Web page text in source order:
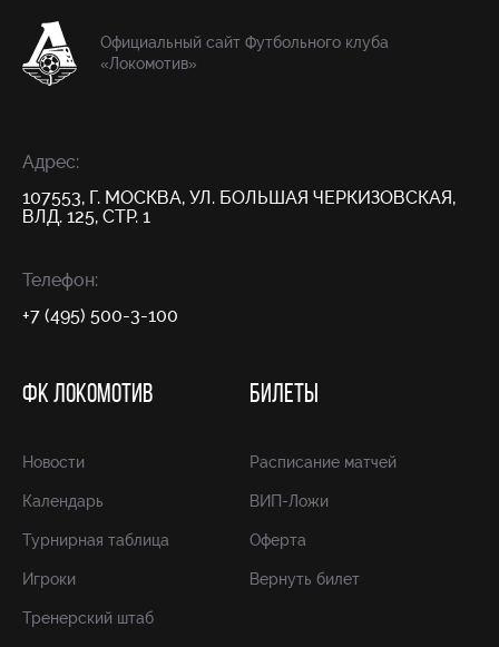
Официальный сайт Футбольного клуба
«Локомотив»
Адрес:
107553, Г. МОСКВА, УЛ. БОЛЬШАЯ ЧЕРКИЗОВСКАЯ,
ВЛД. 125, СТР. 1
Телефон:
+7 (495) 500-3-100
ФК ЛОКОМОТИВ
Новости
Календарь
Турнирная таблица
Игроки
Тренерский штаб
БИЛЕТЫ
Расписание матчей
ВИП-Ложи
Оферта
Вернуть билет